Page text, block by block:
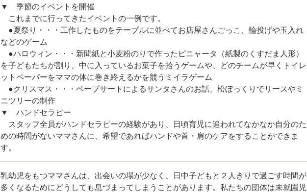
▼ 季節のイベントを開催
これまでに行ってきたイベントの一例です。
●夏祭り・・・工作したものをテーブルに並べてお店屋さんごっこ、輪投げや玉入れ
などのゲーム
●ハロウィン・・・新聞紙と小麦粉のりで作ったピニャータ（紙製のくすだま人形）
を子どもたちが割り、中に入っているお菓子を拾うゲームや、どのチームが早くトイレ
ットペーパーをママの体に巻き終えるかを競うミイラゲーム
●クリスマス・・・ペープサートによるサンタさんのお話、松ぼっくりでリースやミ
ニツリーの制作
▼ ハンドセラピー
スタッフ全員がハンドセラピーの経験があり、日頃育児に追われてなかなか自分のた
めの時間がないママさんに、希望であればハンドや首・肩のケアをすることができま
す。
乳幼児をもつママさんは、出会いの場が少なく、日中子どもと２人きりで過ごす時間が
多くなるためにどうしても息づまってしまうことがあります。私たちの団体は未就園児